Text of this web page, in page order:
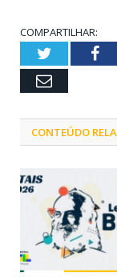
COMPARTILHAR:
Twitter
Email
CONTEÚDO